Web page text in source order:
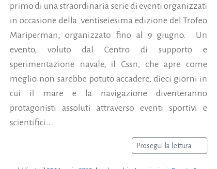
primo di una straordinaria serie di eventi organizzati
in occasione della ventiseiesima edizione del Trofeo
Mariperman, organizzato fino al 9 giugno. Un
evento, voluto dal Centro di supporto e
sperimentazione navale, il Cssn, che apre come
meglio non sarebbe potuto accadere, dieci giorni in
cui il mare e la navigazione diventeranno
protagonisti assoluti attraverso eventi sportivi e
scientifici...
Prosegui la lettura